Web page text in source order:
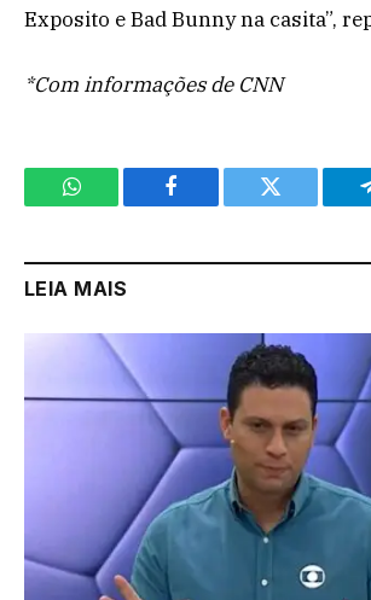
Exposito e Bad Bunny na casita”,
*Com informações de CNN
WhatsApp Facebook Twitter
LEIA MAIS